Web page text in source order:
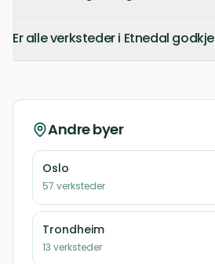
Er alle verksteder i Etnedal
Andre byer
Oslo
57 verksteder
Trondheim
13 verksteder